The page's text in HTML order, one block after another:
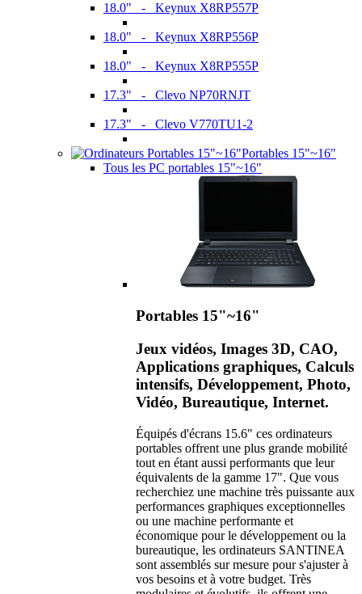
18.0" - Keynux X8RP557P
18.0" - Keynux X8RP556P
18.0" - Keynux X8RP555P
17.3" - Clevo NP70RNJT
17.3" - Clevo V770TU1-2
Portables 15"~16"
Tous les PC portables 15"~16"
Portables 15"~16"
Jeux vidéos, Images 3D, CAO,
Applications graphiques, Calculs
intensifs, Développement, Photo,
Vidéo, Bureautique, Internet.
Équipés d'écrans 15.6" ces ordinateurs
portables offrent une plus grande mobilité
tout en étant aussi performants que leur
équivalents de la gamme 17". Que vous
recherchiez une machine très puissante aux
performances graphiques exceptionnelles
ou une machine performante et
économique pour le développement ou la
bureautique, les ordinateurs SANTINEA
sont assemblés sur mesure pour s'ajuster à
vos besoins et à votre budget. Très